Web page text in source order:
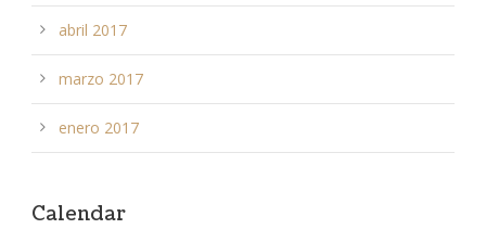
abril 2017
marzo 2017
enero 2017
Calendar